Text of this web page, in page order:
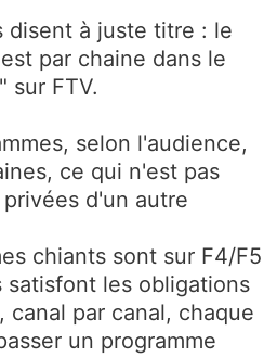
disent à juste titre : le
par chaine dans le
sur FTV.
selon l'audience,
ce qui n'est pas
d'un autre
chiants sont sur F4/F5
satisfont les obligations
canal par canal, chaque
un programme